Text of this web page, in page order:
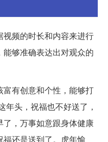
频的时长和内容来进行
够准确表达出对观众的
有创意和个性，能够打
年头，祝福也不好送了，
，万事如意跟身体健康
还是送到了。虎年愉